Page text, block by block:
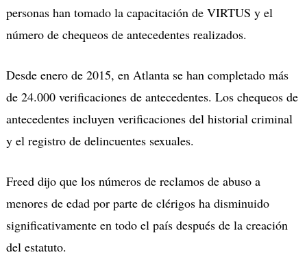
personas han tomado la capacitación de VIRTUS y el
número de chequeos de antecedentes realizados.
Desde enero de 2015, en Atlanta se han completado más
de 24.000 verificaciones de antecedentes. Los chequeos de
antecedentes incluyen verificaciones del historial criminal
y el registro de delincuentes sexuales.
Freed dijo que los números de reclamos de abuso a
menores de edad por parte de clérigos ha disminuido
significativamente en todo el país después de la creación
del estatuto.